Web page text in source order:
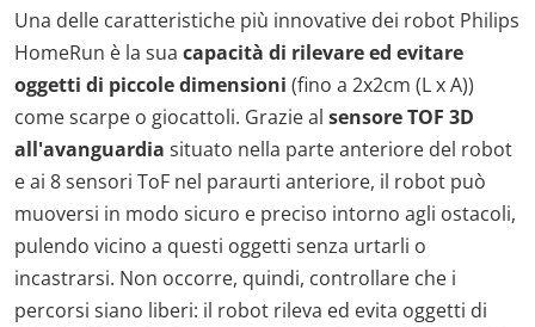
Una delle caratteristiche più innovative dei robot Philips
HomeRun è la sua capacità di rilevare ed evitare
oggetti di piccole dimensioni (fino a 2x2cm (L x A))
come scarpe o giocattoli. Grazie al sensore TOF 3D
all'avanguardia situato nella parte anteriore del robot
e ai 8 sensori ToF nel paraurti anteriore, il robot può
muoversi in modo sicuro e preciso intorno agli ostacoli,
pulendo vicino a questi oggetti senza urtarli o
incastrarsi. Non occorre, quindi, controllare che i
percorsi siano liberi: il robot rileva ed evita oggetti di